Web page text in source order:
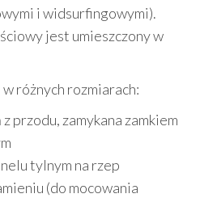
i widsurfingowymi).
jest umieszczony w
różnych rozmiarach:
przodu, zamykana zamkiem
tylnym na rzep
(do mocowania